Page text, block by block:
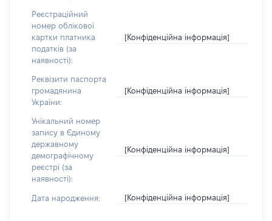
Реєстраційний
номер облікової
картки платника
податків (за
наявності):
[Конфіденційна інформація]
Реквізити паспорта
громадянина
України:
[Конфіденційна інформація]
Унікальний номер
запису в Єдиному
державному
демографічному
реєстрі (за
наявності):
[Конфіденційна інформація]
Дата народження: [Конфіденційна інформація]